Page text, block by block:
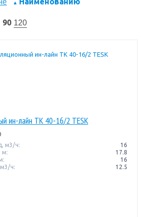
▲
90 120
ин-лайн TK 40-16/2 TESK
м3/ч:
16
м:
17.8
16
ч:
12.5